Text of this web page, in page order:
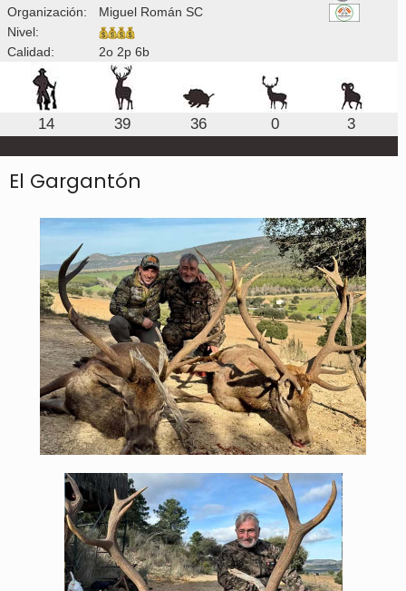
Organización:
Miguel Román SC
Nivel:
Calidad:
2o 2p 6b
14 39 36 0 3
El Gargantón